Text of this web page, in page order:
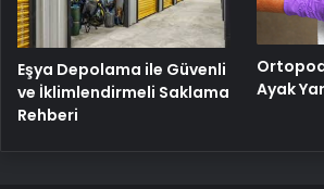
Eşya Depolama ile Güvenli
ve İklimlendirmeli Saklama
Rehberi
Ayak